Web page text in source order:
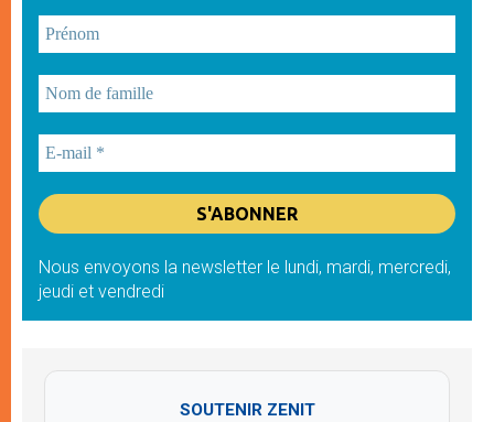
Nous envoyons la newsletter le lundi, mardi, mercredi,
jeudi et vendredi
SOUTENIR ZENIT